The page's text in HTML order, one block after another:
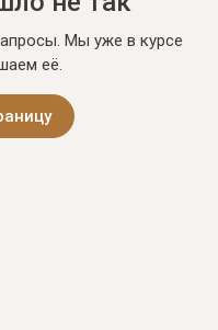
Мы уже в курсе
её.